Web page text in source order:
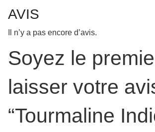
AVIS
Il n’y a pas encore d’avis.
Soyez le
laisser votre
“Tourmaline